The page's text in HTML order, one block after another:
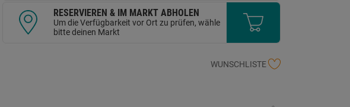
RESERVIEREN & IM MARKT ABHOLEN
Um die Verfügbarkeit vor Ort zu prüfen, wähle
bitte deinen Markt
WUNSCHLISTE